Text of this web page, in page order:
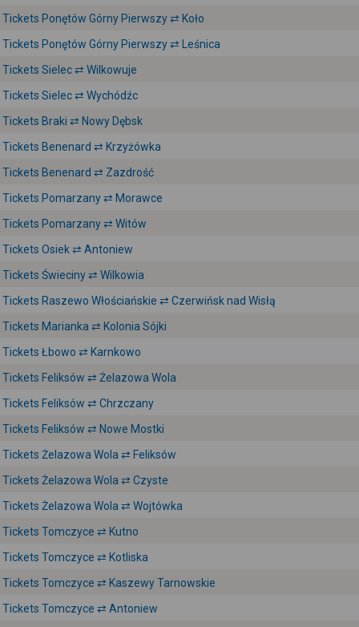
Tickets Ponętów Górny Pierwszy ⇄ Koło
Tickets Ponętów Górny Pierwszy ⇄ Leśnica
Tickets Sielec ⇄ Wilkowuje
Tickets Sielec ⇄ Wychódźc
Tickets Braki ⇄ Nowy Dębsk
Tickets Benenard ⇄ Krzyżówka
Tickets Benenard ⇄ Zazdrość
Tickets Pomarzany ⇄ Morawce
Tickets Pomarzany ⇄ Witów
Tickets Osiek ⇄ Antoniew
Tickets Świeciny ⇄ Wilkowia
Tickets Raszewo Włościańskie ⇄ Czerwińsk nad Wisłą
Tickets Marianka ⇄ Kolonia Sójki
Tickets Łbowo ⇄ Karnkowo
Tickets Feliksów ⇄ Żelazowa Wola
Tickets Feliksów ⇄ Chrzczany
Tickets Feliksów ⇄ Nowe Mostki
Tickets Żelazowa Wola ⇄ Feliksów
Tickets Żelazowa Wola ⇄ Czyste
Tickets Żelazowa Wola ⇄ Wojtówka
Tickets Tomczyce ⇄ Kutno
Tickets Tomczyce ⇄ Kotliska
Tickets Tomczyce ⇄ Kaszewy Tarnowskie
Tickets Tomczyce ⇄ Antoniew